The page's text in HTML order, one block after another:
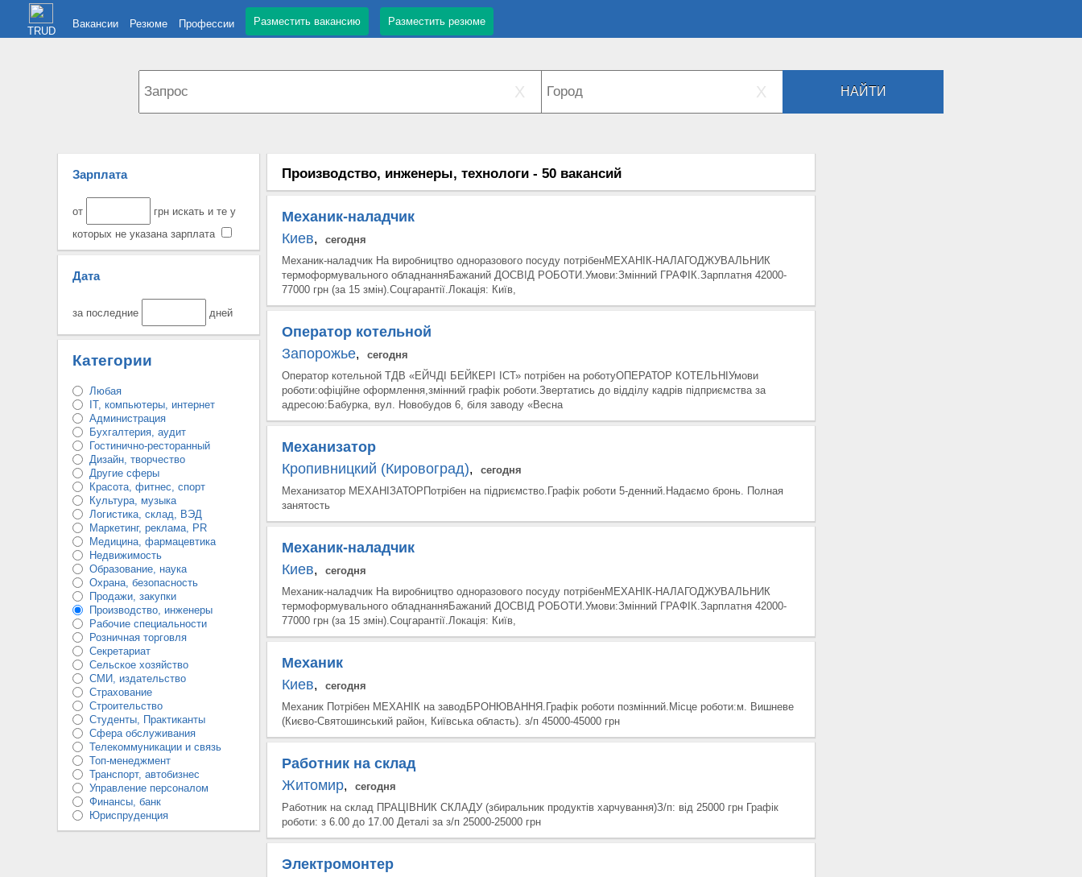
TRUD
Вакансии Резюме Профессии Разместить вакансию Разместить резюме
X X НАЙТИ
Зарплата
от
грн искать и те у
которых не указана зарплата
Дата
за последние дней
Категории
Любая
IT, компьютеры, интернет
Администрация
Бухгалтерия, аудит
Гостинично-ресторанный
Дизайн, творчество
Другие сферы
Красота, фитнес, спорт
Культура, музыка
Логистика, склад, ВЭД
Маркетинг, реклама, PR
Медицина, фармацевтика
Недвижимость
Образование, наука
Охрана, безопасность
Продажи, закупки
Производство, инженеры
Рабочие специальности
Розничная торговля
Секретариат
Сельское хозяйство
СМИ, издательство
Страхование
Строительство
Студенты, Практиканты
Сфера обслуживания
Телекоммуникации и связь
Топ-менеджмент
Транспорт, автобизнес
Управление персоналом
Финансы, банк
Юриспруденция
Производство, инженеры, технологи - 50 вакансий
Механик-наладчик
Киев,
сегодня
Механик-наладчик На виробництво одноразового посуду потрібенМЕХАНІК-НАЛАГОДЖУВАЛЬНИК
термоформувального обладнанняБажаний ДОСВІД РОБОТИ.Умови:Змінний ГРАФІК.Зарплатня 42000-
77000 грн (за 15 змін).Соцгарантії.Локація: Київ,
Оператор котельной
Запорожье,
сегодня
Оператор котельной ТДВ «ЕЙЧДІ БЕЙКЕРІ ІСТ» потрібен на роботуОПЕРАТОР КОТЕЛЬНІУмови
роботи:офіційне оформлення,змінний графік роботи.Звертатись до відділу кадрів підприємства за
адресою:Бабурка, вул. Новобудов 6, біля заводу «Весна
Механизатор
Кропивницкий (Кировоград),
сегодня
Механизатор МЕХАНІЗАТОРПотрібен на підриємство.Графік роботи 5-денний.Надаємо бронь. Полная
занятость
Механик-наладчик
Киев,
сегодня
Механик-наладчик На виробництво одноразового посуду потрібенМЕХАНІК-НАЛАГОДЖУВАЛЬНИК
термоформувального обладнанняБажаний ДОСВІД РОБОТИ.Умови:Змінний ГРАФІК.Зарплатня 42000-
77000 грн (за 15 змін).Соцгарантії.Локація: Київ,
Механик
Киев,
сегодня
Механик Потрібен МЕХАНІК на заводБРОНЮВАННЯ.Графік роботи позмінний.Місце роботи:м. Вишневе
(Києво-Святошинський район, Київська область). з/п 45000-45000 грн
Работник на склад
Житомир,
сегодня
Работник на склад ПРАЦІВНИК СКЛАДУ (збиральник продуктів харчування)З/п: від 25000 грн Графік
роботи: з 6.00 до 17.00 Деталі за з/п 25000-25000 грн
Электромонтер